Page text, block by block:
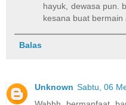
hayuk, dewasa pun.
kesana buat bermain
Balas
Unknown Sabtu, 06